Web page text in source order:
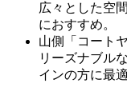
広々とした空
におすすめ。
山側「コート
リーズナブル
インの方に最適